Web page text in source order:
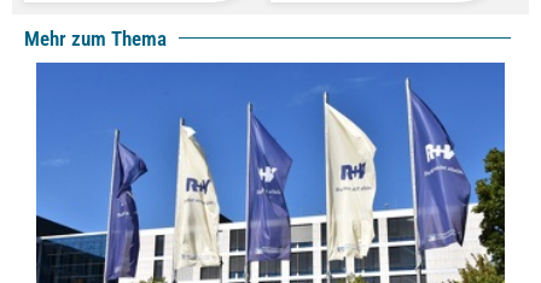
Mehr zum Thema